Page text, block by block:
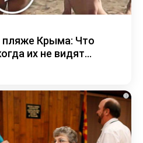
пляже Крыма: Что
их не видят...
i